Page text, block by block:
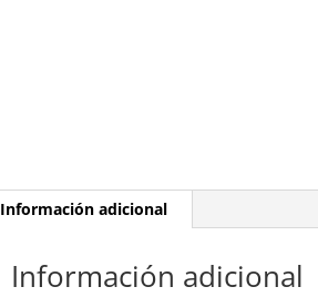
Información adicional
Información adicional